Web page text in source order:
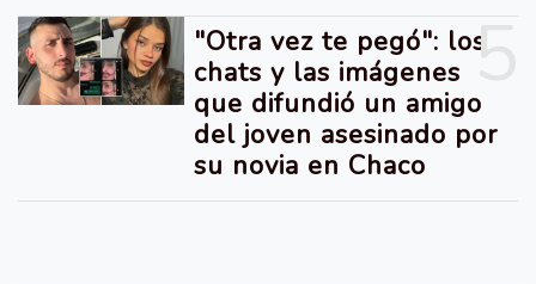
5
"Otra vez te pegó": los
chats y las imágenes
que difundió un amigo
del joven asesinado por
su novia en Chaco